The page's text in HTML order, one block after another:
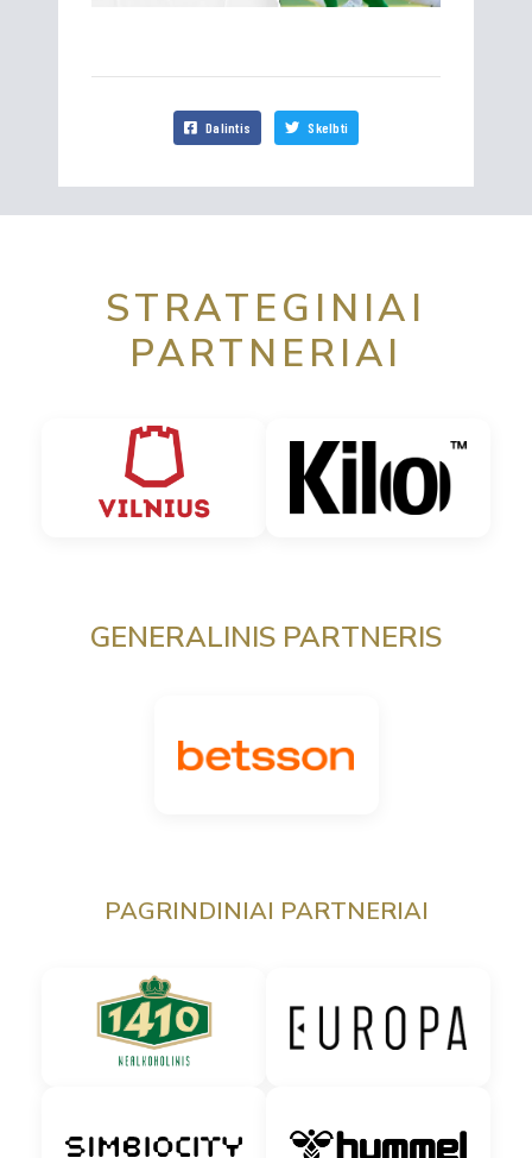
Dalintis Skelbti
STRATEGINIAI
PARTNERIAI
GENERALINIS PARTNERIS
PAGRINDINIAI PARTNERIAI